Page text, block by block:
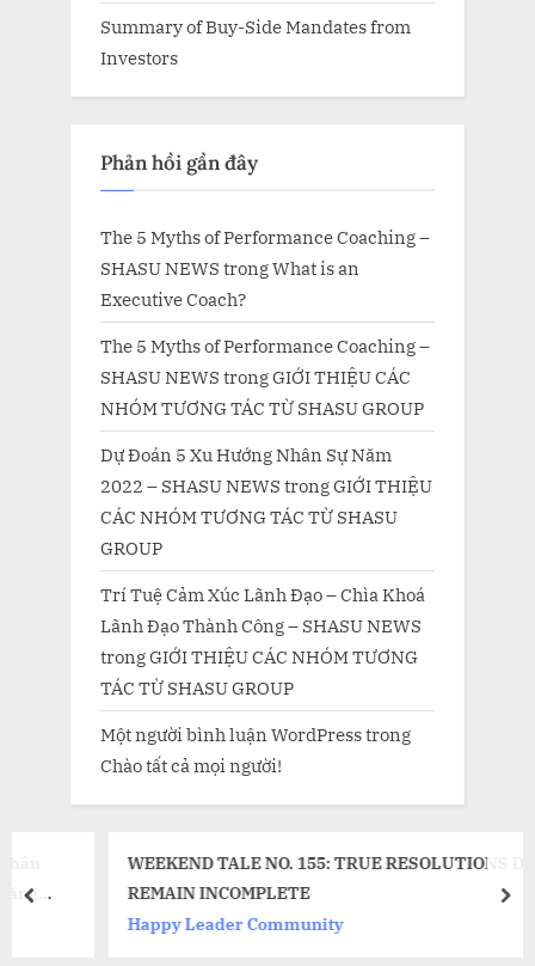
Summary of Buy-Side Mandates from
Investors
Phản hồi gần đây
The 5 Myths of Performance Coaching –
SHASU NEWS trongWhat is an
Executive Coach?
The 5 Myths of Performance Coaching –
SHASU NEWS trongGIỚI THIỆU CÁC
NHÓM TƯƠNG TÁC TỪ SHASU GROUP
Dự Đoán 5 Xu Hướng Nhân Sự Năm
2022 – SHASU NEWS trongGIỚI THIỆU
CÁC NHÓM TƯƠNG TÁC TỪ SHASU
GROUP
Trí Tuệ Cảm Xúc Lãnh Đạo – Chìa Khoá
Lãnh Đạo Thành Công – SHASU NEWS
trongGIỚI THIỆU CÁC NHÓM TƯƠNG
TÁC TỪ SHASU GROUP
Một người bình luận WordPresstrong
Chào tất cả mọi người!
WEEKEND TALE NO. 155: TRUE RESOLUTIONS DO NOT
REMAIN INCOMPLETE
Happy Leader Community
prev